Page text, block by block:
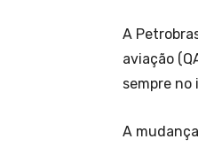
A
aviação
sempre no
A